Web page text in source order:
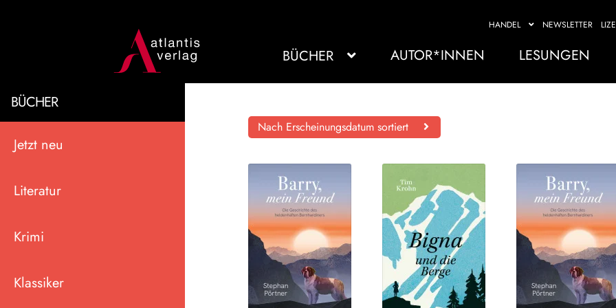
HANDEL NEWSLETTER
BÜCHER AUTOR*INNEN LESUNGEN
BÜCHER
Jetzt neu
Literatur
Krimi
Klassiker
Nach Erscheinungsdatum sortiert